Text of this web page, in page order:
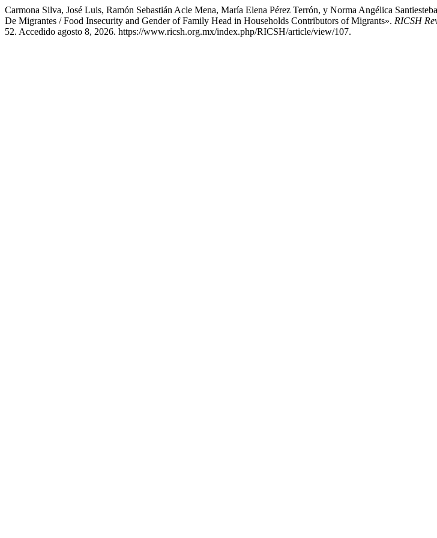
Carmona Silva, José Luis, Ramón Sebastián Acle Mena, María Elena Pérez Terrón, y Norma Angélica
De Migrantes / Food Insecurity and Gender of Family Head in Households Contributors of Migrants». RICSH
52. Accedido agosto 8, 2026. https://www.ricsh.org.mx/index.php/RICSH/article/view/107.